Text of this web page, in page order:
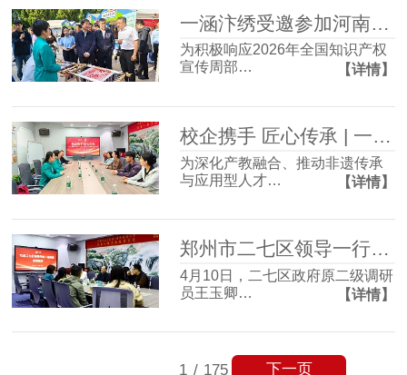
一涵汴绣受邀参加河南省版权周宣传活动 万件版权作品展非遗创新力
为积极响应2026年全国知识产权
宣传周部…
【详情】
校企携手 匠心传承 | 一涵汴绣与河南工程学院实践创新基地签约仪式圆满成功！
为深化产教融合、推动非遗传承
与应用型人才…
【详情】
郑州市二七区领导一行莅临一涵汴绣调研指导
4月10日，二七区政府原二级调研
员王玉卿…
【详情】
1 / 175 下一页